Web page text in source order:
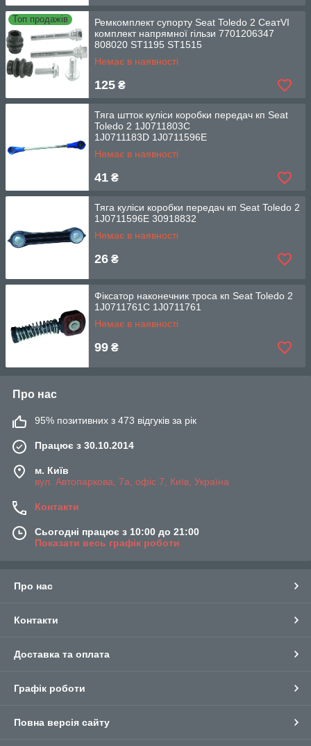
Топ продажів
Ремкомплект супорту Seat Toledo 2 СеатVI
комплект напрямної гільзи 7701206347
808020 ST1195 ST1515
Немає в наявності
125 ₴
Тяга штток куліси коробки передач кп Seat
Toledo 2 1J0711803C
1J0711183D 1J0711596E
Немає в наявності
41 ₴
Тяга куліси коробки передач кп Seat Toledo 2
1J0711596E 30918832
Немає в наявності
26 ₴
Фіксатор наконечник троса кп Seat Toledo 2
1J0711761С 1J0711761
Немає в наявності
99 ₴
Про нас
95% позитивних з 473 відгуків за рік
Працює з 30.10.2014
м. Київ
вул. Автопаркова, 7а, офіс 7, Київ, Україна
Контакти
Сьогодні працює з 10:00 до 21:00
Показати весь графік роботи
Про нас
Контакти
Доставка та оплата
Графік роботи
Повна версія сайту